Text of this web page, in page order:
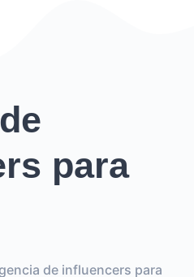
para
de influencers para